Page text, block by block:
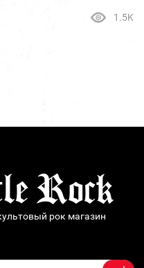
1.5K
рок магазин